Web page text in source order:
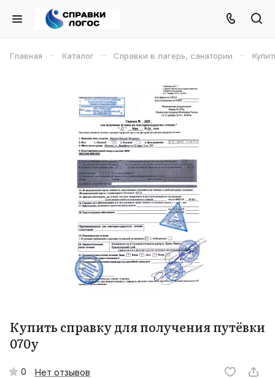
Главная – Каталог – Справки в лагерь, санатории –
Купить справку для получения путёвки
070у
0 Нет отзывов